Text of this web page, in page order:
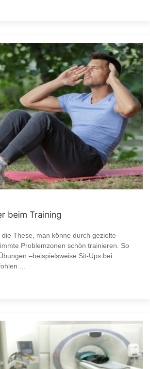
beim Training
These, man könne durch gezielte
Problemzonen schön trainieren. So
–beispielsweise Sit-Ups bei
...